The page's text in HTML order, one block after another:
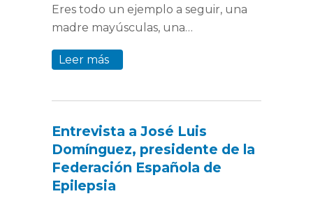
Eres todo un ejemplo a seguir, una
madre mayúsculas, una…
Leer más
Entrevista a José Luis
Domínguez, presidente de la
Federación Española de
Epilepsia